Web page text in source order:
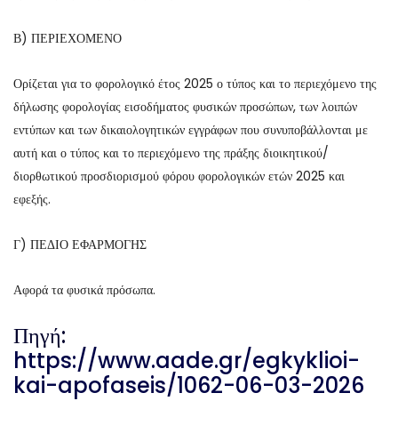
Β) ΠΕΡΙΕΧΟΜΕΝΟ
Ορίζεται για το φορολογικό έτος 2025 ο τύπος και το περιεχόμενο της
δήλωσης φορολογίας εισοδήματος φυσικών προσώπων, των λοιπών
εντύπων και των δικαιολογητικών εγγράφων που συνυποβάλλονται με
αυτή και ο τύπος και το περιεχόμενο της πράξης διοικητικού/
διορθωτικού προσδιορισμού φόρου φορολογικών ετών 2025 και
εφεξής.
Γ) ΠΕΔΙΟ ΕΦΑΡΜΟΓΗΣ
Αφορά τα φυσικά πρόσωπα.
Πηγή:
https://www.aade.gr/egkyklioi-
kai-apofaseis/1062-06-03-2026